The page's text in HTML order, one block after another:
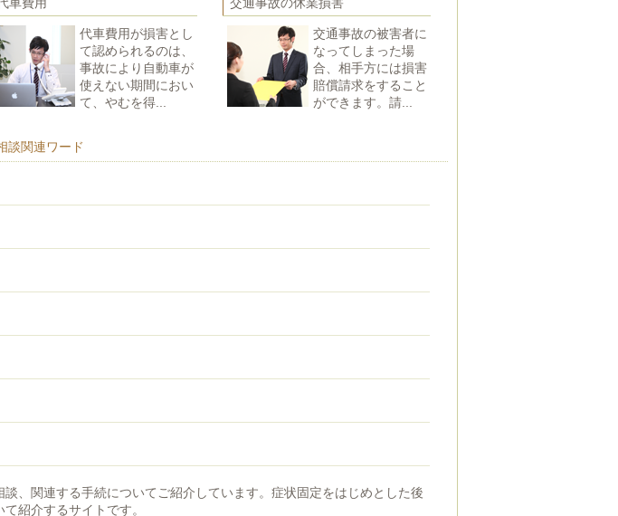
代車費用が損害とし
て認められるのは、
事故により自動車が
使えない期間におい
て、やむを得...
交通事故の被害者に
なってしまった場
合、相手方には損害
賠償請求をすること
ができます。請...
談関連ワード
、関連する手続についてご紹介しています。症状固定をはじめとした後
紹介するサイトです。